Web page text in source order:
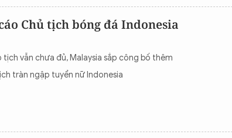
Chủ tịch bóng đá Indonesia
tịch vẫn chưa đủ, Malaysia sắp công bố thêm
tràn ngập tuyển nữ Indonesia